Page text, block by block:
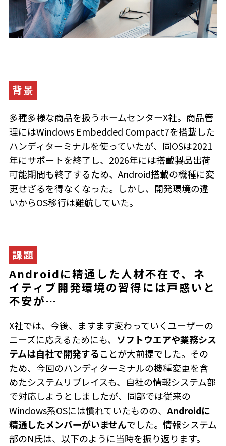
背景
多種多様な商品を扱うホームセンターX社。商品管
理にはWindows Embedded Compact7を搭載した
ハンディターミナルを使っていたが、同OSは2021
年にサポートを終了し、2026年には搭載製品出荷
可能期間も終了するため、Android搭載の機種に変
更せざるを得なくなった。しかし、開発環境の違
いからOS移行は難航していた。
課題
Androidに精通した人材不在で、ネ
イティブ開発環境の習得には戸惑いと
不安が…
X社では、今後、ますます変わっていくユーザーの
ニーズに応えるためにも、 ソフトウエアや業務シス
テムは自社で開発することが大前提でした。その
ため、今回のハンディターミナルの機種変更を含
めたシステムリプレイスも、自社の情報システム部
で対応しようとしましたが、同部では従来の
Windows系OSには慣れていたものの、 Androidに
精通したメンバーがいませんでした。情報システム
部のN氏は、以下のように当時を振り返ります。